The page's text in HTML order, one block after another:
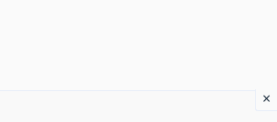
×